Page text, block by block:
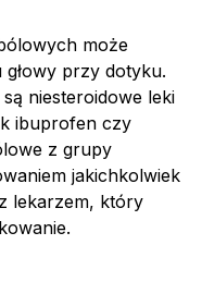
może
głowy przy dotyku.
niesteroidowe leki
ibuprofen czy
z grupy
jakichkolwiek
lekarzem, który